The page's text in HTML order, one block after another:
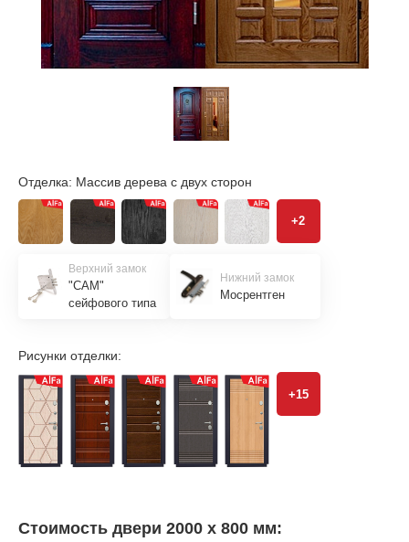
Отделка: Массив дерева с двух сторон
+2
Верхний замок
"САМ"
сейфового типа
Нижний замок
Мосрентген
Рисунки отделки:
+15
Стоимость двери 2000 х 800 мм: